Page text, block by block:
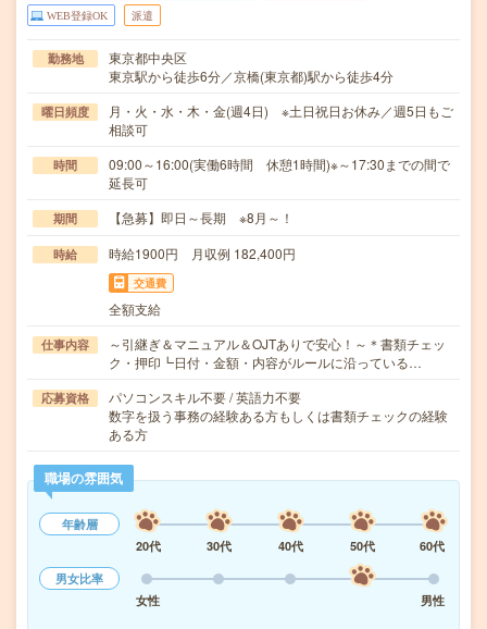
WEB登録OK 派遣
勤務地
東京都中央区
東京駅から徒歩6分／京橋(東京都)駅から徒歩4分
曜日頻度
月・火・水・木・金(週4日) ※土日祝日お休み／週5日もご
相談可
時間
09:00～16:00(実働6時間 休憩1時間)※～17:30までの間で
延長可
期間 【急募】即日～長期 ※8月～！
時給 時給1900円 月収例 182,400円
交通費
全額支給
仕事内容
～引継ぎ＆マニュアル＆OJTありで安心！～＊書類チェッ
ク・押印┗日付・金額・内容がルールに沿っている…
応募資格
パソコンスキル不要 / 英語力不要
数字を扱う事務の経験ある方もしくは書類チェックの経験
ある方
職場の雰囲気
年齢層
20代
30代 40代 50代
60代
男女比率
女性
男性